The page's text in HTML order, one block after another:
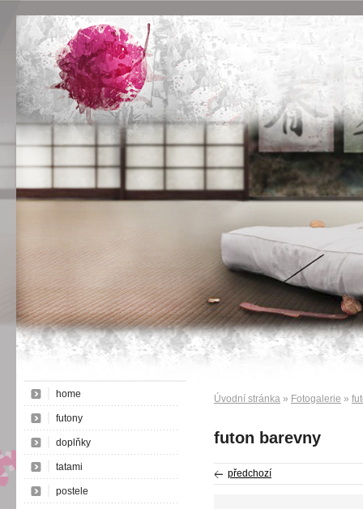
Úvodní stránka » Fotogalerie »
futon barevny
předchozí
home
futony
doplňky
tatami
postele